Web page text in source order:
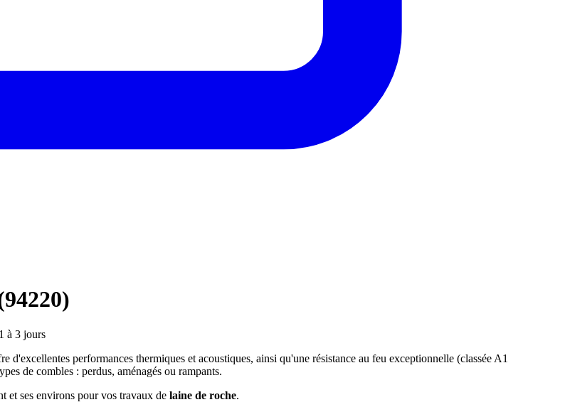
à 3 jours
performances thermiques et acoustiques, ainsi qu'une résistance au feu exceptionnelle (classée A1
de combles : perdus, aménagés ou rampants.
et ses environs pour vos travaux de laine de roche.